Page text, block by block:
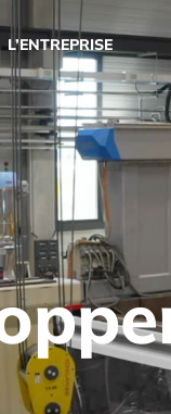
L’ENTREPRISE